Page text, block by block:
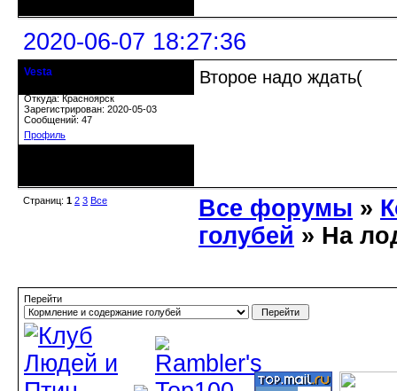
2020-06-07 18:27:36
Vesta
Откуда: Красноярск
Зарегистрирован: 2020-05-03
Сообщений: 47
Профиль
Второе надо ждать(
Страниц: 1 2 3 Все Все форумы »
голубей » На
Перейти